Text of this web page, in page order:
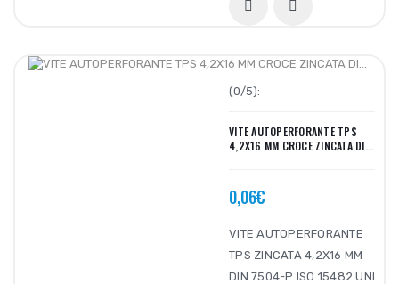
(0/5):
VITE AUTOPERFORANTE TPS
4,2X16 MM CROCE ZINCATA DI...
0,06€
VITE AUTOPERFORANTE
TPS ZINCATA 4,2X16 MM
DIN 7504-P ISO 15482 UNI